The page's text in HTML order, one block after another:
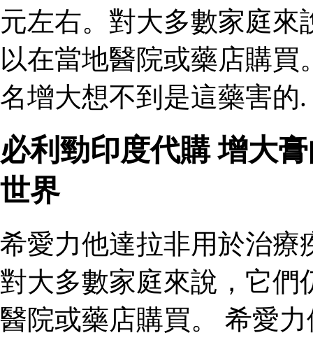
元左右。對大多數家庭
以在當地醫院或藥店購買
名增大想不到是這藥害的.
必利勁印度代購 增大
世界
希愛力他達拉非用於治療
對大多數家庭來說，它們
醫院或藥店購買。 希愛